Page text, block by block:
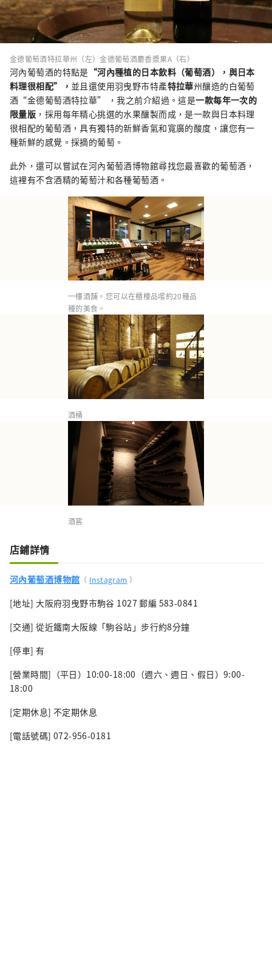
金德葡萄酒特拉華州（左）金德葡萄酒麝香漿果A（右）
河內葡萄酒的特點是 “河內種植的日本飲料（葡萄酒），與日本
料理很相配”， 並且還使用羽曳野市特產特拉華州釀造的白葡萄
酒“金德葡萄酒特拉華” ，我之前介紹過。這是一款每年一次的
限量版 ，採用每年精心挑選的水果釀製而成，是一款與日本料理
很相配的葡萄酒，具有獨特的新鮮香氣和寬廣的酸度，讓您有一
種新鮮的感覺。採摘的葡萄。
此外，還可以嘗試在河內葡萄酒博物館尋找您最喜歡的葡萄酒，
這裡有不含酒精的葡萄汁和各種葡萄酒。
一樓酒舖。您可以在櫃檯品嚐約20種品
種的美食。
酒桶
酒窖
店鋪詳情
河內葡萄酒博物館 （ Instagram ）
[地址] 大阪府羽曳野市駒谷 1027 郵編 583-0841
[交通] 從近鐵南大阪線「駒谷站」步行約8分鐘
[停車] 有
[營業時間]（平日）10:00-18:00（週六、週日、假日）9:00-
18:00
[定期休息] 不定期休息
[電話號碼] 072-956-0181